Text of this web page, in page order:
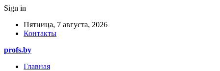
Sign in
Пятница, 7 августа, 2026
Контакты
profs.by
Главная